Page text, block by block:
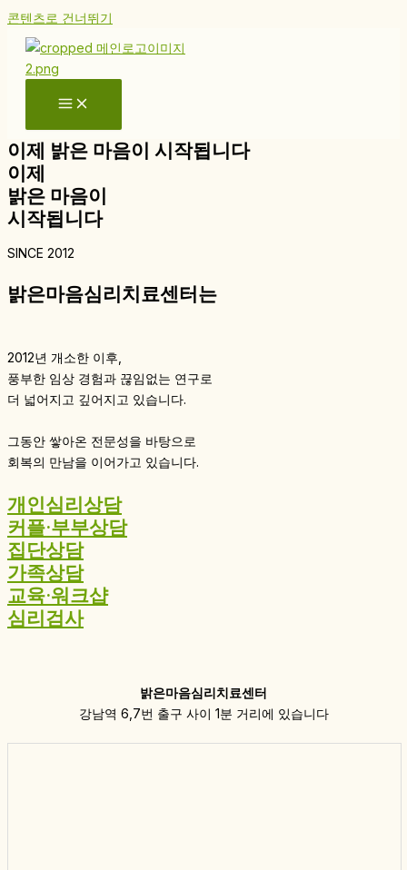
콘텐츠로 건너뛰기
이제 밝은 마음이 시작됩니다
이제
밝은 마음이
시작됩니다
SINCE 2012
밝은마음심리치료센터는
2012년 개소한 이후,
풍부한 임상 경험과 끊임없는 연구로
더 넓어지고 깊어지고 있습니다.
그동안 쌓아온 전문성을 바탕으로
회복의 만남을 이어가고 있습니다.
개인심리상담
커플·부부상담
집단상담
가족상담
교육·워크샵
심리검사
밝은마음심리치료센터
강남역 6,7번 출구 사이 1분 거리에 있습니다